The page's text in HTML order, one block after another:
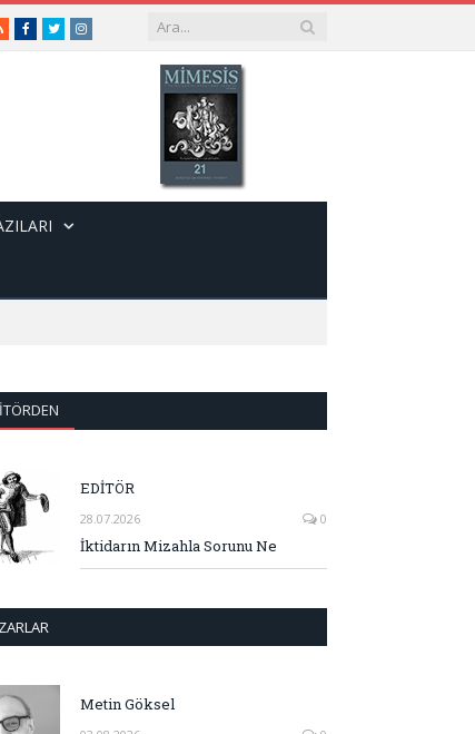
RSSFacebook
TwitterInstagram
EDİTÖR
28.07.2026 0
İktidarın Mizahla Sorunu Ne
Metin Göksel